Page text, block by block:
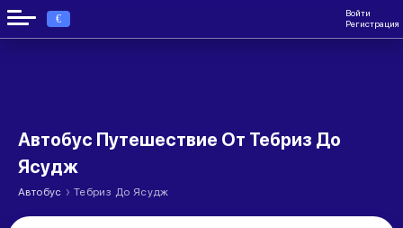
€
Войти
Регистрация
Автобус Путешествие От Тебриз До
Ясудж
Автобус › Тебриз До Ясудж